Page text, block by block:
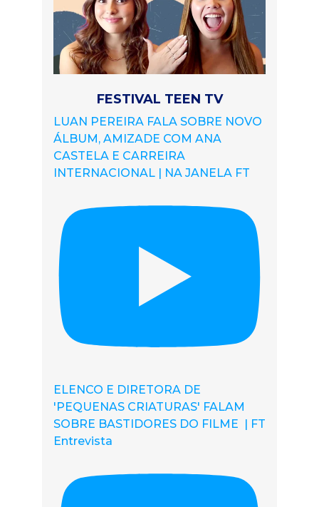
FESTIVAL TEEN TV
LUAN PEREIRA FALA SOBRE NOVO
ÁLBUM, AMIZADE COM ANA
CASTELA E CARREIRA
INTERNACIONAL | NA JANELA FT
ELENCO E DIRETORA DE
'PEQUENAS CRIATURAS' FALAM
SOBRE BASTIDORES DO FILME | FT
Entrevista